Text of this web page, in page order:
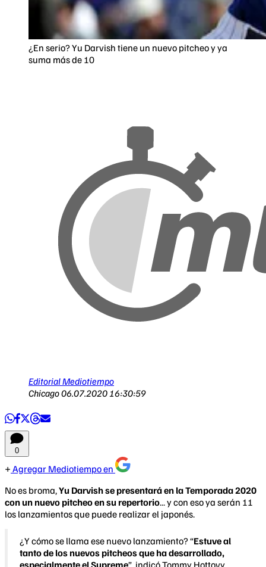
¿En serio? Yu Darvish tiene un nuevo pitcheo y ya
suma más de 10
Editorial Mediotiempo
Chicago06.07.2020 16:30:59
0
Agregar Mediotiempo en
No es broma,Yu Darvish se presentará en la Temporada 2020
con un nuevo pitcheo en su repertorio... y con eso ya serán 11
los lanzamientos que puede realizar el japonés.
¿Y cómo se llama ese nuevo lanzamiento? “Estuve al
tanto de los nuevos pitcheos que ha desarrollado,
especialmente el Supreme”, indicó Tommy Hottovy,